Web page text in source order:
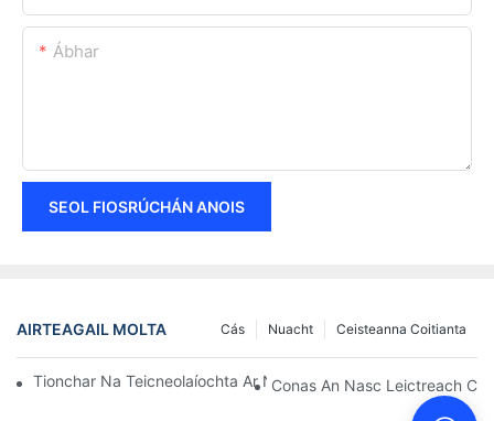
Ábhar
SEOL FIOSRÚCHÁN ANOIS
AIRTEAGAIL MOLTA Ceisteanna Coitianta
Nuacht
Cás
Tionchar Na Teicneolaíochta Ar Naisc Leictreacha San
Conas An Nasc Leictreach